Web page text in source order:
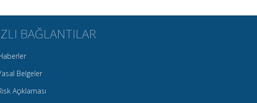
BAĞLANTILAR
Belgeler
Açıklaması